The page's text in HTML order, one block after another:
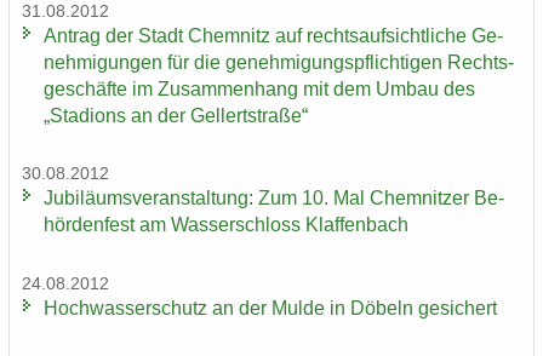
31.08.2012
An­trag der Stadt Chem­nitz auf rechts­auf­sicht­li­che Ge­
neh­mi­gun­gen für die ge­neh­mi­gungs­pflich­ti­gen Rechts­
ge­schäf­te im Zu­sam­men­hang mit dem Umbau des
„Sta­di­ons an der Gel­lert­stra­ße“
30.08.2012
Ju­bi­lä­ums­ver­an­stal­tung: Zum 10. Mal Chem­nit­zer Be­
hör­den­fest am Was­ser­schloss Klaf­fen­bach
24.08.2012
Hoch­was­ser­schutz an der Mulde in Dö­beln ge­si­chert